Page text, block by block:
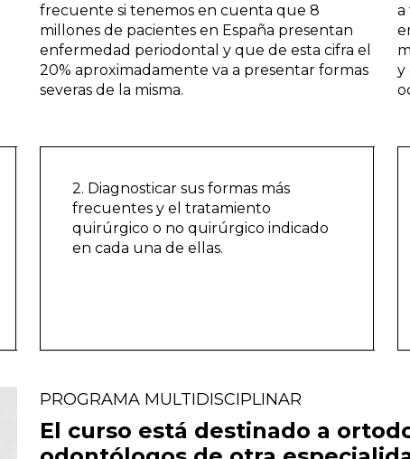
frecuente si tenemos en cuenta que 8
millones de pacientes en España presentan
enfermedad periodontal y que de esta cifra el
20% aproximadamente va a presentar formas
severas de la misma.
a
y
2. Diagnosticar sus formas más
frecuentes y el tratamiento
quirúrgico o no quirúrgico indicado
en cada una de ellas.
PROGRAMA MULTIDISCIPLINAR
El curso está destinado a